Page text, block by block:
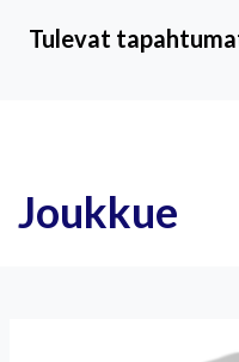
Tulevat
Joukkue